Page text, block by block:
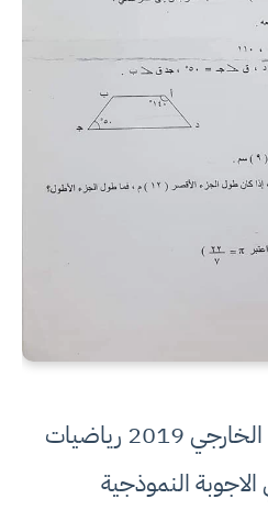
حل اسئلة التمهيدي الخارجي 2019 رياضيات
النموذجية